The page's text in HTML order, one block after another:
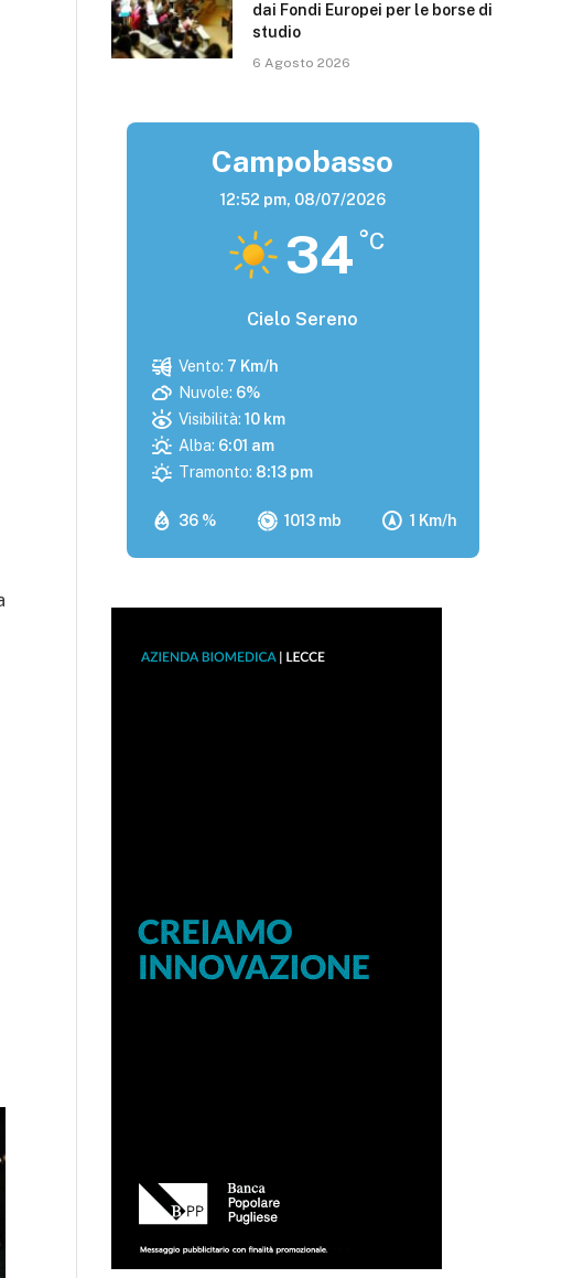
dai Fondi Europei per le borse di
studio
6 Agosto 2026
Campobasso
12:52 pm, 08/07/2026
34 °C
Cielo Sereno
36 % 1013 mb 1 Km/h
Vento: 7 Km/h
Nuvole: 6%
Visibilità: 10 km
Alba: 6:01 am
Tramonto: 8:13 pm